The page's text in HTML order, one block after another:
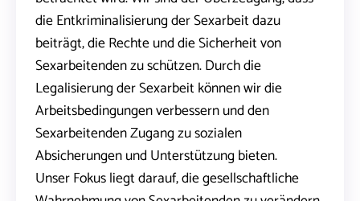
die Entkriminalisierung der Sexarbeit dazu
beiträgt, die Rechte und die Sicherheit von
Sexarbeitenden zu schützen. Durch die
Legalisierung der Sexarbeit können wir die
Arbeitsbedingungen verbessern und den
Sexarbeitenden Zugang zu sozialen
Absicherungen und Unterstützung bieten.
Unser Fokus liegt darauf, die gesellschaftliche